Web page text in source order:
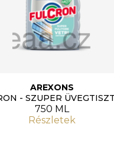
AREXONS
- SZUPER
750 ML
Részletek